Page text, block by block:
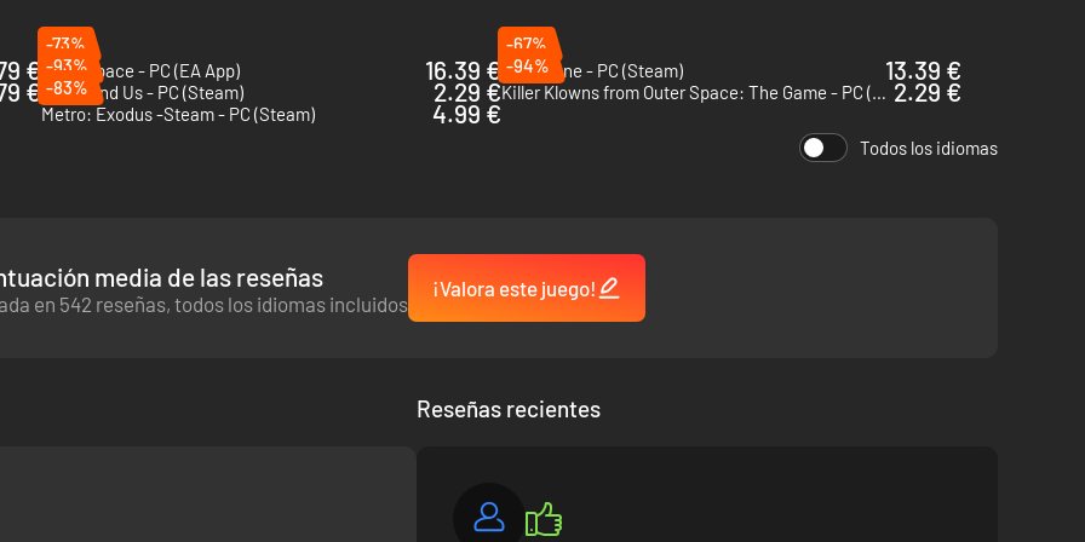
de formas que antes eran imposibles, incluyendo funciones clave para PC:
bello como peligroso.
gatillos adaptativos y función de respuesta háptica¹.
€
-73%
Dead Space - PC (EA App)
16.39 €
-67%
Days Gone - PC (Steam)
13.39 €
€
-93%
Them and Us - PC (Steam)
2.29 €
-94%
Killer Klowns from Outer Space: The Game - PC (Steam) 2.29 €
-83%
Metro: Exodus -Steam - PC (Steam)
4.99 €
Todos los idiomas
media de las reseñas
en 542 reseñas, todos los idiomas incluidos
¡Valora este juego!
Reseñas recientes